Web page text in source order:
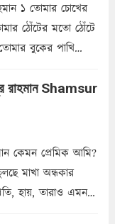
১ তোমার চোখের
ঠোঁটের মতো ঠোঁটে
বুকের পাখি
প্রহরে? মুছে
রাহমান Shamsur
কেমন প্রেমিক আমি?
মাখা অন্ধকার
হায়, তারাও এমন